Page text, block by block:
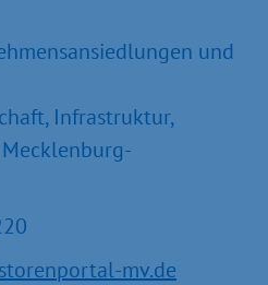
und
Infrastruktur,
mv.de